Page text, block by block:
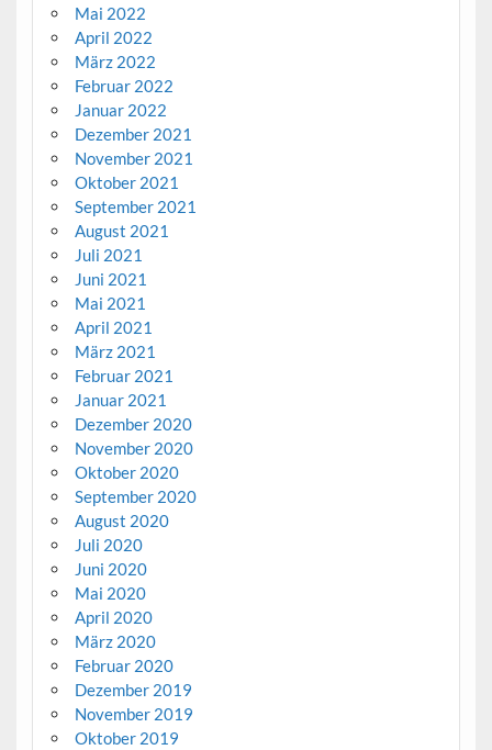
Mai 2022
April 2022
März 2022
Februar 2022
Januar 2022
Dezember 2021
November 2021
Oktober 2021
September 2021
August 2021
Juli 2021
Juni 2021
Mai 2021
April 2021
März 2021
Februar 2021
Januar 2021
Dezember 2020
November 2020
Oktober 2020
September 2020
August 2020
Juli 2020
Juni 2020
Mai 2020
April 2020
März 2020
Februar 2020
Dezember 2019
November 2019
Oktober 2019